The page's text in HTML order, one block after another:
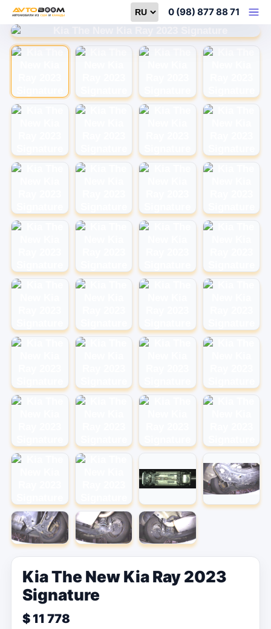
Select language
0 (98) 877 88 71
Kia The New Kia Ray 2023
Signature
$ 11 778